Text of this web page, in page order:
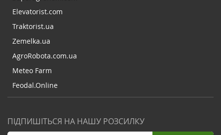
Elevatorist.com
Traktorist.ua
Zemelka.ua
AgroRobota.com.ua
Meteo Farm
Feodal.Online
ПІДПИШІТЬСЯ НА НАШУ РОЗСИЛКУ